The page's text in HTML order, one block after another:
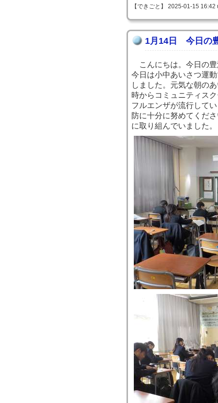
【できごと】 2025-01-15
1月14日 今日の
こんにちは。今日の豊
今日は小中あいさつ運
しました。元気な朝の
時からコミュニティス
フルエンザが流行して
防に十分に努めてくだ
に取り組んでいました。